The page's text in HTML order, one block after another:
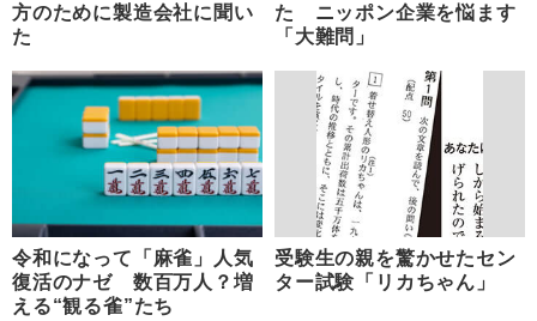
方のために製造会社に聞い
た
た ニッポン企業を悩ます
「大難問」
令和になって「麻雀」人気
復活のナゼ 数百万人？増
える“観る雀”たち
受験生の親を驚かせたセン
ター試験「リカちゃん」